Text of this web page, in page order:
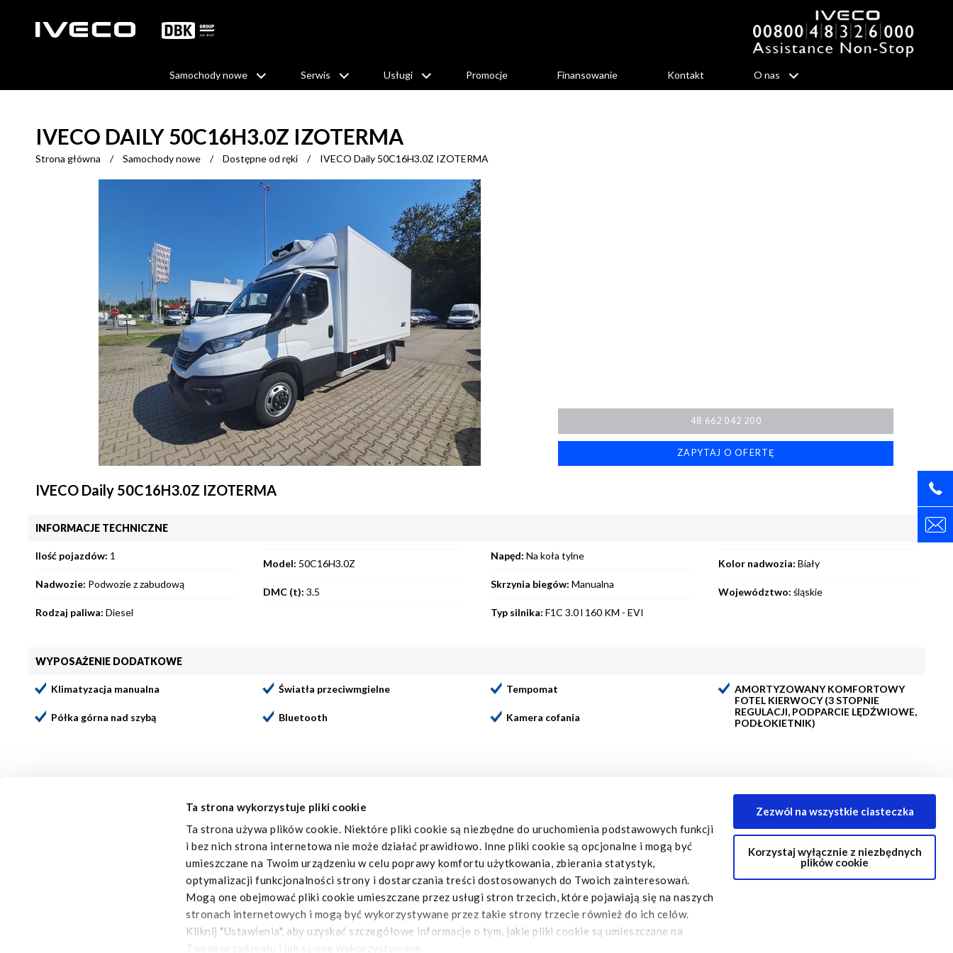
Ta strona wykorzystuje pliki cookie
Ta strona używa plików cookie. Niektóre pliki cookie są niezbędne do uruchomienia podstawowych funkcji
i bez nich strona internetowa nie może działać prawidłowo. Inne pliki cookie są opcjonalne i mogą być
umieszczane na Twoim urządzeniu w celu poprawy komfortu użytkowania, zbierania statystyk,
optymalizacji funkcjonalności strony i dostarczania treści dostosowanych do Twoich zainteresowań.
Mogą one obejmować pliki cookie umieszczane przez usługi stron trzecich, które pojawiają się na naszych
stronach internetowych i mogą być wykorzystywane przez takie strony trzecie również do ich celów.
Kliknij "Ustawienia", aby uzyskać szczegółowe informacje o tym, jakie pliki cookie są umieszczane na
Twoim urządzeniu i jak są one wykorzystywane.
Zezwól na wszystkie ciasteczka
Korzystaj wyłącznie z niezbędnych
plików cookie
Samochody nowe Serwis Usługi Promocje Finansowanie Kontakt O nas
IVECO DAILY 50C16H3.0Z IZOTERMA
Strona główna / Samochody nowe / Dostępne od ręki / IVECO Daily 50C16H3.0Z IZOTERMA
48 662 042 200
ZAPYTAJ O OFERTĘ
IVECO Daily 50C16H3.0Z IZOTERMA
INFORMACJE TECHNICZNE
Ilość pojazdów: 1
Nadwozie: Podwozie z zabudową
Rodzaj paliwa: Diesel
Model: 50C16H3.0Z
DMC (t): 3.5
Napęd: Na koła tylne
Skrzynia biegów: Manualna
Typ silnika: F1C 3.0 l 160 KM - EVI
Kolor nadwozia: Biały
Województwo: śląskie
WYPOSAŻENIE DODATKOWE
Klimatyzacja manualna
Półka górna nad szybą
Światła przeciwmgielne
Bluetooth
Tempomat
Kamera cofania
AMORTYZOWANY KOMFORTOWY
FOTEL KIERWOCY (3 STOPNIE
REGULACJI, PODPARCIE LĘDŹWIOWE,
PODŁOKIETNIK)
Firma wykonująca zabudowę: NADWOZIA TIM